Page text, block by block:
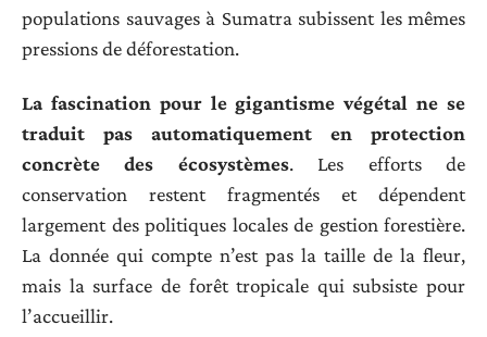
populations sauvages à Sumatra subissent les mêmes
pressions de déforestation.
La fascination pour le gigantisme végétal ne se
traduit pas automatiquement en protection
concrète des écosystèmes. Les efforts de
conservation restent fragmentés et dépendent
largement des politiques locales de gestion forestière.
La donnée qui compte n’est pas la taille de la fleur,
mais la surface de forêt tropicale qui subsiste pour
l’accueillir.